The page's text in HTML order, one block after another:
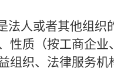
法人或者其他组织
性质（按工商企业
组织、法律服务机